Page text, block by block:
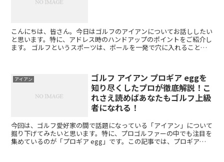
こんにちは、皆さん。今日はゴルフのアイアンについてお話ししたい
と思います。特に、アドレス時のハンドアップのポイントをご紹介し
ます。 ゴルフというスポーツは、ボールを一発で穴に入れることが
アイアン
ゴルフ アイアン プロギア eggを
知り尽くしたプロが徹底解説！こ
れさえ読めばあなたもゴルフ上級
者になれる！
今回は、ゴルフ愛好家の間で話題になっている「アイアン」について
掘り下げてみたいと思います。特に、プロゴルファーの中でも注目を
集めているのが「プロギア egg」です。この記事では、プロギア